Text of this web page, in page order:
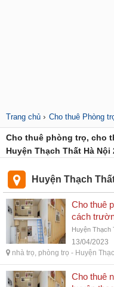
Trang chủ › Cho thuê Phòng
Cho thuê phòng trọ, cho
Huyện Thạch Thất Hà Nội
Huyện Thạch
Cho thuê
cách
Huyện Thạch
13/04/2023
nhà trọ, phòng trọ - Huyện
Cho thuê